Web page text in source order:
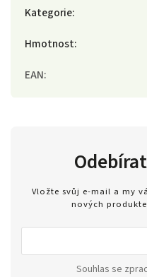
Kategorie:
Hmotnost:
EAN:
Vložte svůj e-mail a my
nových